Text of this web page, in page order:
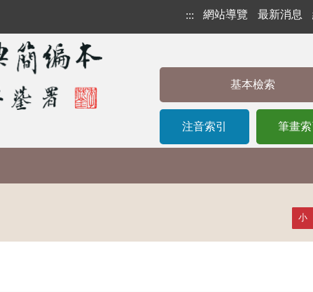
::: 網站導覽 最新消息
基本檢索
注音索引 筆畫
小